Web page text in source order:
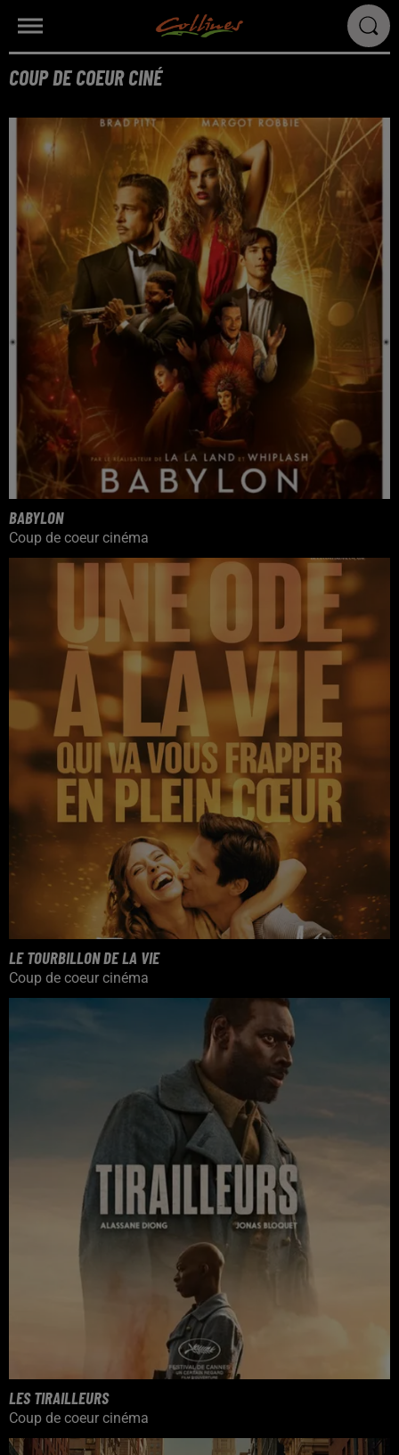
COUP DE COEUR CINÉ
BABYLON
Coup de coeur cinéma
LE TOURBILLON DE LA VIE
Coup de coeur cinéma
LES TIRAILLEURS
Coup de coeur cinéma